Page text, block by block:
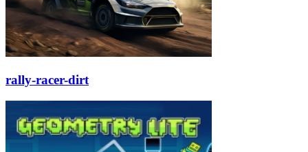
rally-racer-dirt